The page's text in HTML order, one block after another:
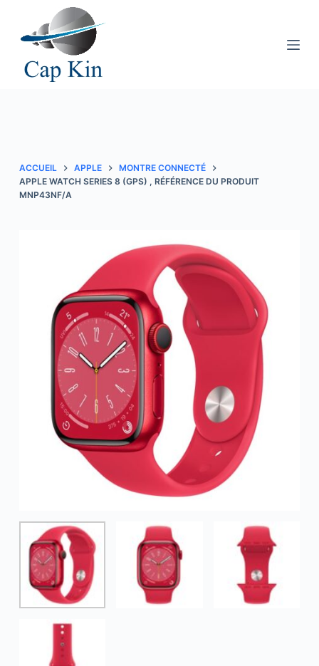
c
o
n
ACCUEIL APPLE
MONTRE CONNECTÉ
APPLE WATCH SERIES 8 (GPS) , RÉFÉRENCE DU PRODUIT
MNP43NF/A